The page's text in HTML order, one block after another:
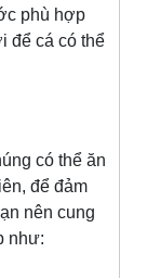
phù hợp
để cá có thể
có thể ăn
để đảm
nên cung
như: